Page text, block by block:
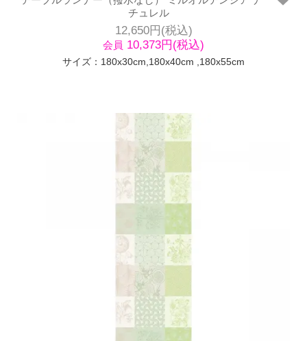
チュレル
12,650円(税込)
会員 10,373円(税込)
サイズ：180x30cm,180x40cm ,180x55cm